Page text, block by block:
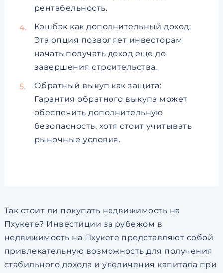
рентабельность.
Кэшбэк как дополнительный доход:
Эта опция позволяет инвесторам
начать получать доход еще до
завершения строительства.
Обратный выкуп как защита:
Гарантия обратного выкупа может
обеспечить дополнительную
безопасность, хотя стоит учитывать
рыночные условия.
Так стоит ли покупать недвижимость на
Пхукете? Инвестиции за рубежом в
недвижимость на Пхукете представляют собой
привлекательную возможность для получения
стабильного дохода и увеличения капитала при